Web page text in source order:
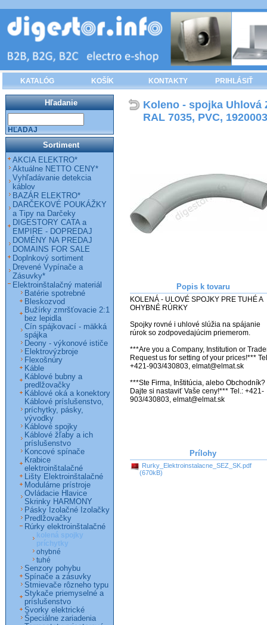
KATALÓG KOŠÍK KONTAKTY PRIHLÁSIŤ
Koleno - spojka Uhlová
RAL 7035, PVC,
Popis k tovaru
KOLENÁ - ULOVÉ SPOJKY PRE TUHÉ A
OHYBNÉ RÚRKY
Spojky rovné i uhlové slúžia na spájanie
rúrok so zodpovedajúcim priemerom.
***Are you a Company, Institution or
Request us for setting of your prices!***
+421-903/430803, elmat@elmat.sk
***Ste Firma, Inštitúcia, alebo Obchodník?
Dajte si nastaviť Vaše ceny!*** Tel.: +421-
903/430803, elmat@elmat.sk
Prílohy
Rurky_Elektroinstalacne_SEZ_SK.pdf
(670kB)
Hľadanie
HĽADAJ
Sortiment
AKCIA ELEKTRO*
Aktuálne NETTO CENY*
Vyhľadávanie detekcia
káblov
BAZÁR ELEKTRO*
DARČEKOVÉ POUKÁŽKY
a Tipy na Darčeky
DIGESTORY CATA a
EMPIRE - DOPREDAJ
DOMÉNY NA PREDAJ
DOMAINS FOR SALE
Doplnkový sortiment
Drevené Vypínače a
Zásuvky*
Elektroinštalačný materiál
Batérie spotrebné
Bleskozvod
Bužírky zmršťovacie 2:1
bez lepidla
Cín spájkovací - mäkká
spájka
Deony - výkonové ističe
Elektrovýzbroje
Flexošnúry
Káble
Káblové bubny a
predlžovačky
Káblové oká a konektory
Káblové príslušenstvo,
príchytky, pásky,
vývodky
Káblové spojky
Káblové žľaby a ich
príslušenstvo
Koncové spínače
Krabice
elektroinštalačné
Lišty Elektroinštalačné
Modulárne prístroje
Ovládacie Hlavice
Skrinky HARMONY
Pásky Izolačné Izolačky
Predlžovačky
Rúrky elektroinštalačné
kolená spojky
príchytky
ohybné
tuhé
Senzory pohybu
Spínače a zásuvky
Stmievače rôzneho typu
Stykače priemyselné a
príslušenstvo
Svorky elektrické
Špeciálne zariadenia